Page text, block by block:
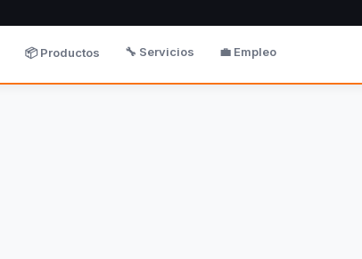
📦 Productos 🔧 Servicios 💼 Empleo